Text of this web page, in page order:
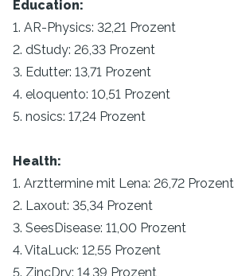
Education:
1. AR-Physics: 32,21 Prozent
2. dStudy: 26,33 Prozent
3. Edutter: 13,71 Prozent
4. eloquento: 10,51 Prozent
5. nosics: 17,24 Prozent
Health:
1. Arzttermine mit Lena: 26,72 Prozent
2. Laxout: 35,34 Prozent
3. SeesDisease: 11,00 Prozent
4. VitaLuck: 12,55 Prozent
5. ZincDry: 14,39 Prozent